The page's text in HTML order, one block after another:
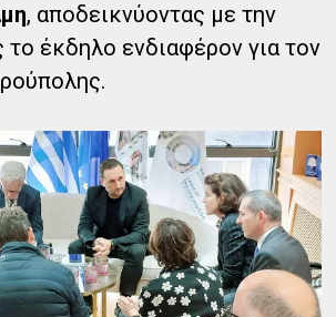
, αποδεικνύοντας με την
το έκδηλο ενδιαφέρον για τον